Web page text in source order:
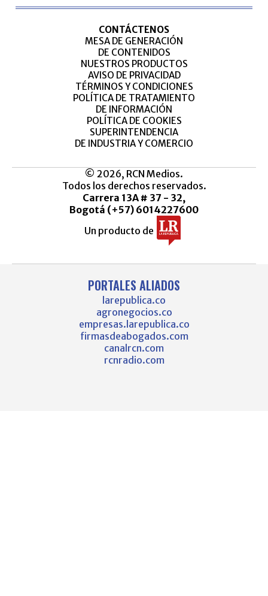
CONTÁCTENOS
MESA DE GENERACIÓN
DE CONTENIDOS
NUESTROS PRODUCTOS
AVISO DE PRIVACIDAD
TÉRMINOS Y CONDICIONES
POLÍTICA DE TRATAMIENTO
DE INFORMACIÓN
POLÍTICA DE COOKIES
SUPERINTENDENCIA
DE INDUSTRIA Y COMERCIO
© 2026, RCN Medios.
Todos los derechos reservados.
Carrera 13A # 37 - 32,
Bogotá (+57) 6014227600
Un producto de
PORTALES ALIADOS
larepublica.co
agronegocios.co
empresas.larepublica.co
firmasdeabogados.com
canalrcn.com
rcnradio.com